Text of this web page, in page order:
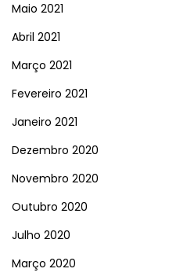
Maio 2021
Abril 2021
Março 2021
Fevereiro 2021
Janeiro 2021
Dezembro 2020
Novembro 2020
Outubro 2020
Julho 2020
Março 2020